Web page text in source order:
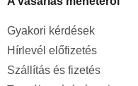
Gyakori kérdések
Hírlevél előfizetés
Szállítás és fizetés